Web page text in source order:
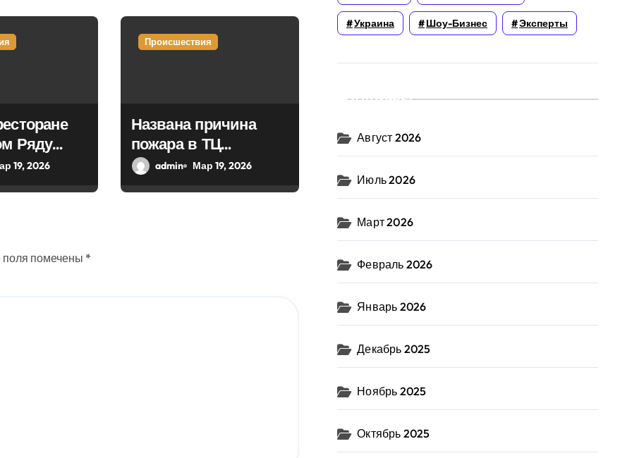
Ряду
19, 2026
Происшествия
Названа причина
пожара в ТЦ
«Модный сезон» в
admin Мар 19, 2026
помечены *
Украина Шоу-Бизнес Эксперты
Архивы
Август 2026
Июль 2026
Март 2026
Февраль 2026
Январь 2026
Декабрь 2025
Ноябрь 2025
Октябрь 2025